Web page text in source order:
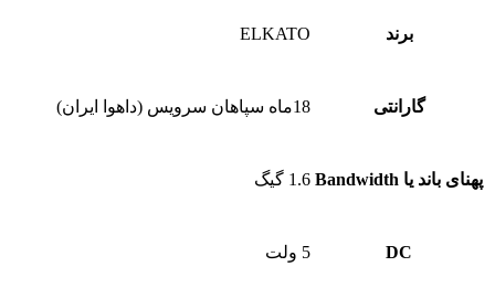
برند ELKATO
گارانتی 18ماه سپاهان سرویس (داهوا ایران)
پهنای باند یا Bandwidth 1.6 گیگ
DC 5 ولت